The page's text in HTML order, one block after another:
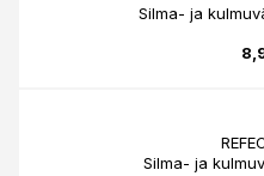
Silma- ja
Silma- ja